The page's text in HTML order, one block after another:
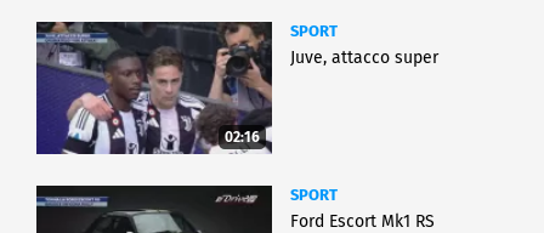
02:16
SPORT
Juve, attacco super
SPORT
Ford Escort Mk1 RS